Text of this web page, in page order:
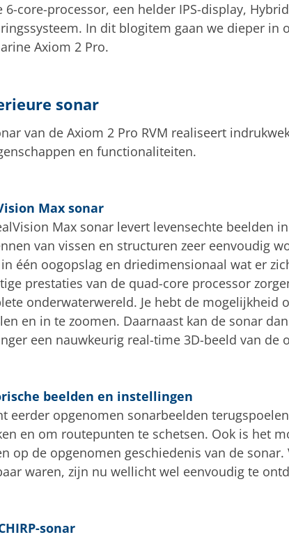
6-core-processor, een helder IPS-display,
In dit blogitem gaan we dieper in
Axiom 2 Pro.
sonar
van de Axiom 2 Pro RVM realiseert
en functionaliteiten.
Max sonar
Max sonar levert levensechte beelden
van vissen en structuren zeer eenvoudig
één oogopslag en driedimensionaal wat er
prestaties van de quad-core processor
onderwaterwereld. Je hebt de mogelijkheid
en in te zoomen. Daarnaast kan de sonar
een nauwkeurig real-time 3D-beeld van de
beelden en instellingen
eerder opgenomen sonarbeelden
en om routepunten te schetsen. Ook is het
op de opgenomen geschiedenis van de
waren, zijn nu wellicht wel eenvoudig te
sonar